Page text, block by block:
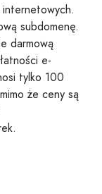
subdomenę.
darmową
e-
tylko 100
że ceny są